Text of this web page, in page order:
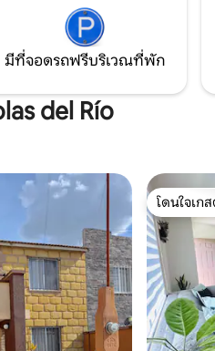
กว้างขวา
อาบน้ำแล
ของคุณแล
พักใน Ags
มีที่จอดรถฟรีบริเวณที่พัก
del Río
โดนใจเก
โดนใจเก